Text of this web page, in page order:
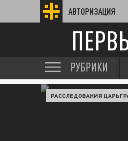
АВТОРИЗАЦИЯ
РУБРИКИ
РАССЛЕДОВАНИЯ